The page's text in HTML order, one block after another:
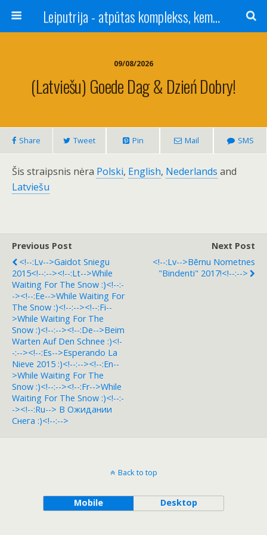
Leiputrija - atpūtas komplekss, kempings, viesu nams pie Rīgas / Camping, caravan site, bed and breakfast near Riga / Camping, caravanas, bungalows Letonia / Campingplatz, Caravanpark, Zimmer in Lettland / Kемпинг и гостевой дом к Риги
09/08/2026
(Latviešu) Goede Dag & Dzień Dobry!
Share Tweet Pin Mail SMS
Šis straipsnis nėra Polski, English, Nederlands and
Latviešu
Previous Post
<!--:lv-->Gaidot Sniegu
2015<!--:--><!--:lt-->While
Waiting For The Snow :)<!--:-
-><!--:ee-->While Waiting For
The Snow :)<!--:--><!--:fi--
>While Waiting For The
Snow :)<!--:--><!--:de-->Beim
Warten Auf Den Schnee :)<!-
-:--><!--:es-->Esperando La
Nieve 2015 :)<!--:--><!--:en--
>While Waiting For The
Snow :)<!--:--><!--:fr-->While
Waiting For The Snow :)<!--:-
-><!--:ru--> B Ожидании
Снега :)<!--:-->
Next Post
<!--:lv-->Bērnu Nometnes
"Bindenti" 2017!<!--:-->
Back to top
Mobile Desktop